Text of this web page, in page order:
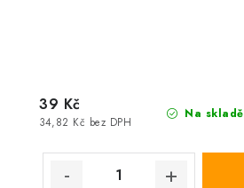
Na skladě
34,82 Kč bez DPH
39 Kč